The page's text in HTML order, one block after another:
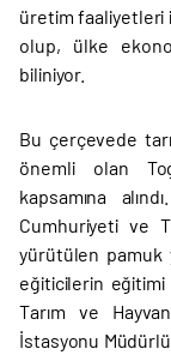
üretim faaliyetleri
olup, ülke
biliniyor.
Bu çerçevede
önemli olan
kapsamına
Cumhuriyeti ve
yürütülen pamuk
eğiticilerin eğitimi
Tarım ve
İstasyonu